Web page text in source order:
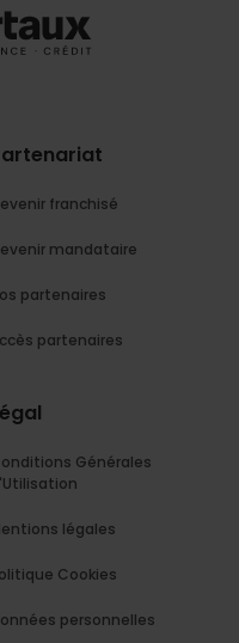
Devenir franchisé
Devenir mandataire
Nos partenaires
Accès partenaires
Mentions légales
Politique Cookies
Données personnelles